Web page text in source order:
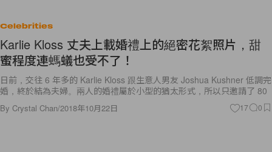
Celebrities
Karlie Kloss 丈夫上載婚禮上的絕密花絮照片，甜
蜜程度連螞蟻也受不了！
日前，交往 6 年多的 Karlie Kloss 跟生意人男友 Joshua Kushner 低調完
婚，終於結為夫婦。兩人的婚禮屬於小型的猶太形式，所以只邀請了 80
By Crystal Chan/2018年10月22日 17 0